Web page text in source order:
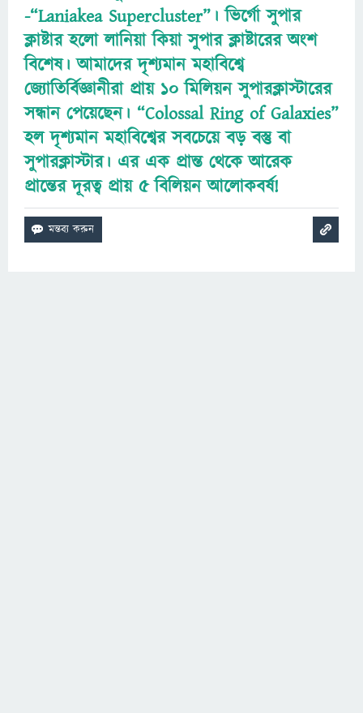
-“Laniakea Supercluster”। ভির্গো সুপার
ক্লাষ্টার হলো লানিয়া কিয়া সুপার ক্লাষ্টারের অংশ
বিশেষ। আমাদের দৃশ্যমান মহাবিশ্বে
জ্যোতির্বিজ্ঞানীরা প্রায় ১০ মিলিয়ন সুপারক্লাস্টারের
সন্ধান পেয়েছেন। “Colossal Ring of Galaxies”
হল দৃশ্যমান মহাবিশ্বের সবচেয়ে বড় বস্তু বা
সুপারক্লাস্টার। এর এক প্রান্ত থেকে আরেক
প্রান্তের দূরত্ব প্রায় ৫ বিলিয়ন আলোকবর্ষ!